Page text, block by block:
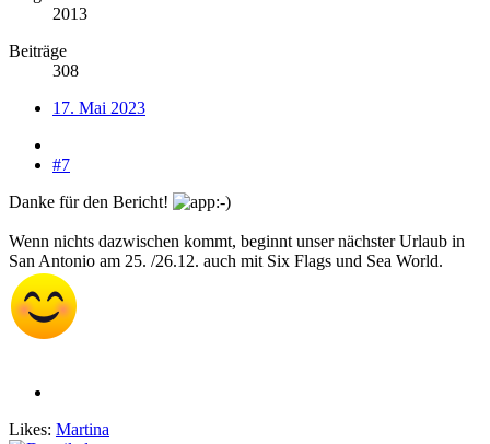
2013
Beiträge
308
17. Mai 2023
#7
Danke für den Bericht!
Wenn nichts dazwischen kommt, beginnt unser nächster Urlaub in
San Antonio am 25. /26.12. auch mit Six Flags und Sea World.
Likes: Martina